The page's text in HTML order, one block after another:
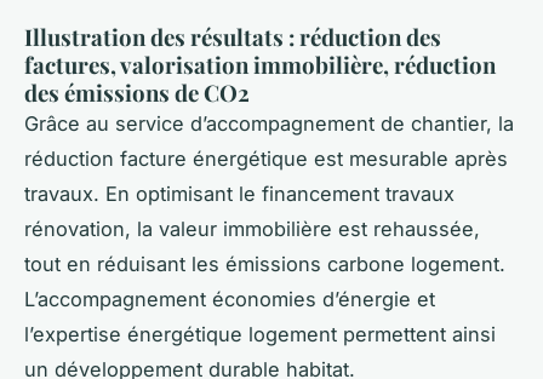
Illustration des résultats : réduction des
factures, valorisation immobilière, réduction
des émissions de CO2
Grâce au service d’accompagnement de chantier, la
réduction facture énergétique est mesurable après
travaux. En optimisant le financement travaux
rénovation, la valeur immobilière est rehaussée,
tout en réduisant les émissions carbone logement.
L’accompagnement économies d’énergie et
l’expertise énergétique logement permettent ainsi
un développement durable habitat.